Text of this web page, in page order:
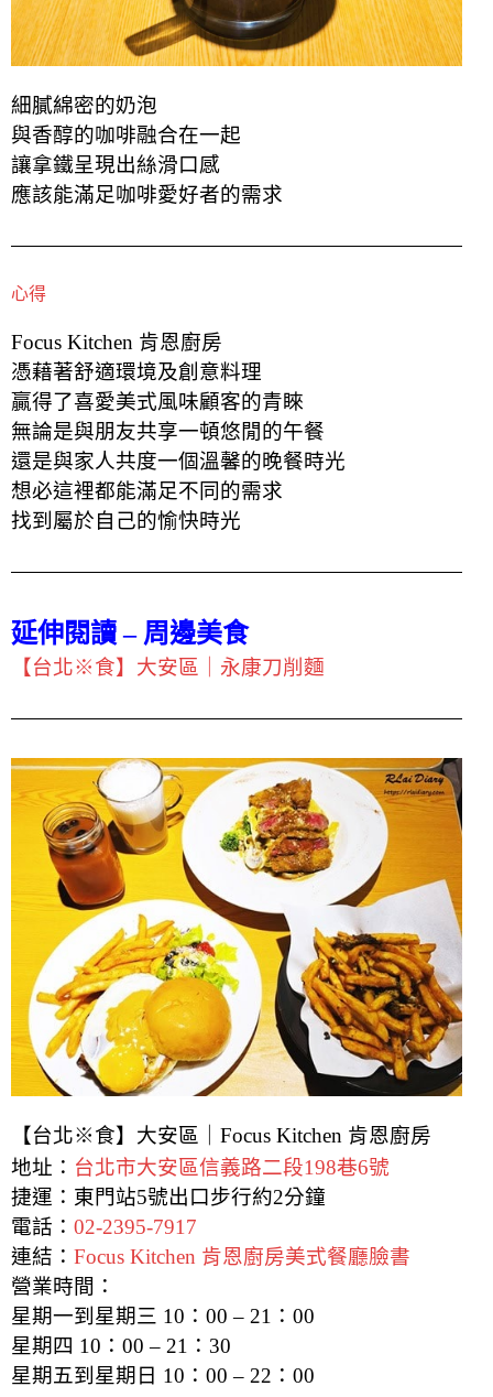
細膩綿密的奶泡
與香醇的咖啡融合在一起
讓拿鐵呈現出絲滑口感
應該能滿足咖啡愛好者的需求
心得
Focus Kitchen 肯恩廚房
憑藉著舒適環境及創意料理
贏得了喜愛美式風味顧客的青睞
無論是與朋友共享一頓悠閒的午餐
還是與家人共度一個溫馨的晚餐時光
想必這裡都能滿足不同的需求
找到屬於自己的愉快時光
延伸閱讀 – 周邊美食
【台北※食】大安區｜永康刀削麵
【台北※食】大安區｜Focus Kitchen 肯恩廚房
地址： 台北市大安區信義路二段198巷6號
捷運：東門站5號出口步行約2分鐘
電話： 02-2395-7917
連結： Focus Kitchen 肯恩廚房美式餐廳臉書
營業時間：
星期一到星期三 10：00 – 21：00
星期四 10：00 – 21：30
星期五到星期日 10：00 – 22：00